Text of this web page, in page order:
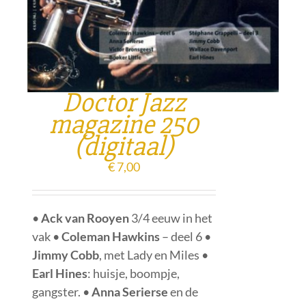
Doctor Jazz
magazine 250
(digitaal)
€7,00
•Ack van Rooyen3/4 eeuw in het
vak •Coleman Hawkins– deel 6 •
Jimmy Cobb, met Lady en Miles •
Earl Hines: huisje, boompje,
gangster. •Anna Serierseen de